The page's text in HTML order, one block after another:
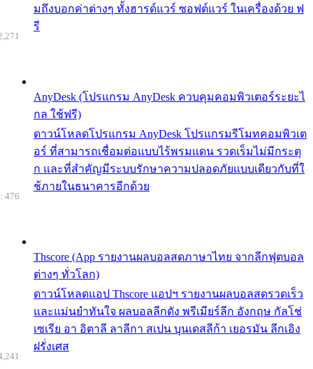
มถึงบอกค่าต่างๆ ทั้งฮารด์แวร์ ซอฟต์แวร์ ในเครื่องด้วย ฟ
รี
AnyDesk (โปรแกรม AnyDesk ควบคุมคอมพิวเตอร์ระยะไ
กล ใช้ฟรี)
ดาวน์โหลดโปรแกรม AnyDesk โปรแกรมรีโมทคอมพิวเต
อร์ ที่สามารถเชื่อมต่อแบบไร้พรมแดน รวดเร็มไม่มีกระตุ
ก และที่สำคัญมีระบบรักษาความปลอดภัยแบบเดียวกับที่ใ
ช้ภายในธนาคารอีกด้วย
Thscore (App รายงานผลบอลสดภาษาไทย จากลีกฟุตบอล
ต่างๆ ทั่วโลก)
ดาวน์โหลดแอป Thscore แอปฯ รายงานผลบอลสดรวดเร็ว
และแม่นยำทันใจ ผลบอลลีกดัง พรีเมียร์ลีก อังกฤษ กัลโช่
เซเรีย อา อิตาลี ลาลีกา สเปน บุนเดสลีก้า เยอรมัน ลีกเอิง
ฝรั่งเศส
476